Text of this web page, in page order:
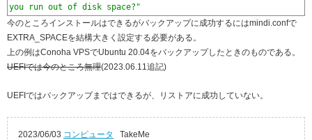
you run out of disk space?"
今のところインストールはできるがバックアップに成功するにはmindi.confで
EXTRA_SPACEを結構大きく設定する必要がある。
上の例はConoha VPSでUbuntu 20.04をバックアップしたときのものである。
UEFIでは今のところ無理(2023.06.11追記)
UEFIではバックアップまではできるが、リストアに成功していない。
2023/06/03 コンピュータ TakeMe